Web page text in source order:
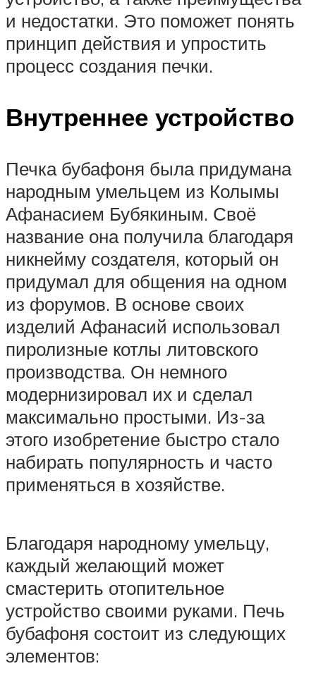
и недостатки. Это поможет понять
принцип действия и упростить
процесс создания печки.
Внутреннее устройство
Печка бубафоня была придумана
народным умельцем из Колымы
Афанасием Бубякиным. Своё
название она получила благодаря
никнейму создателя, который он
придумал для общения на одном
из форумов. В основе своих
изделий Афанасий использовал
пиролизные котлы литовского
производства. Он немного
модернизировал их и сделал
максимально простыми. Из-за
этого изобретение быстро стало
набирать популярность и часто
применяться в хозяйстве.
Благодаря народному умельцу,
каждый желающий может
смастерить отопительное
устройство своими руками. Печь
бубафоня состоит из следующих
элементов: